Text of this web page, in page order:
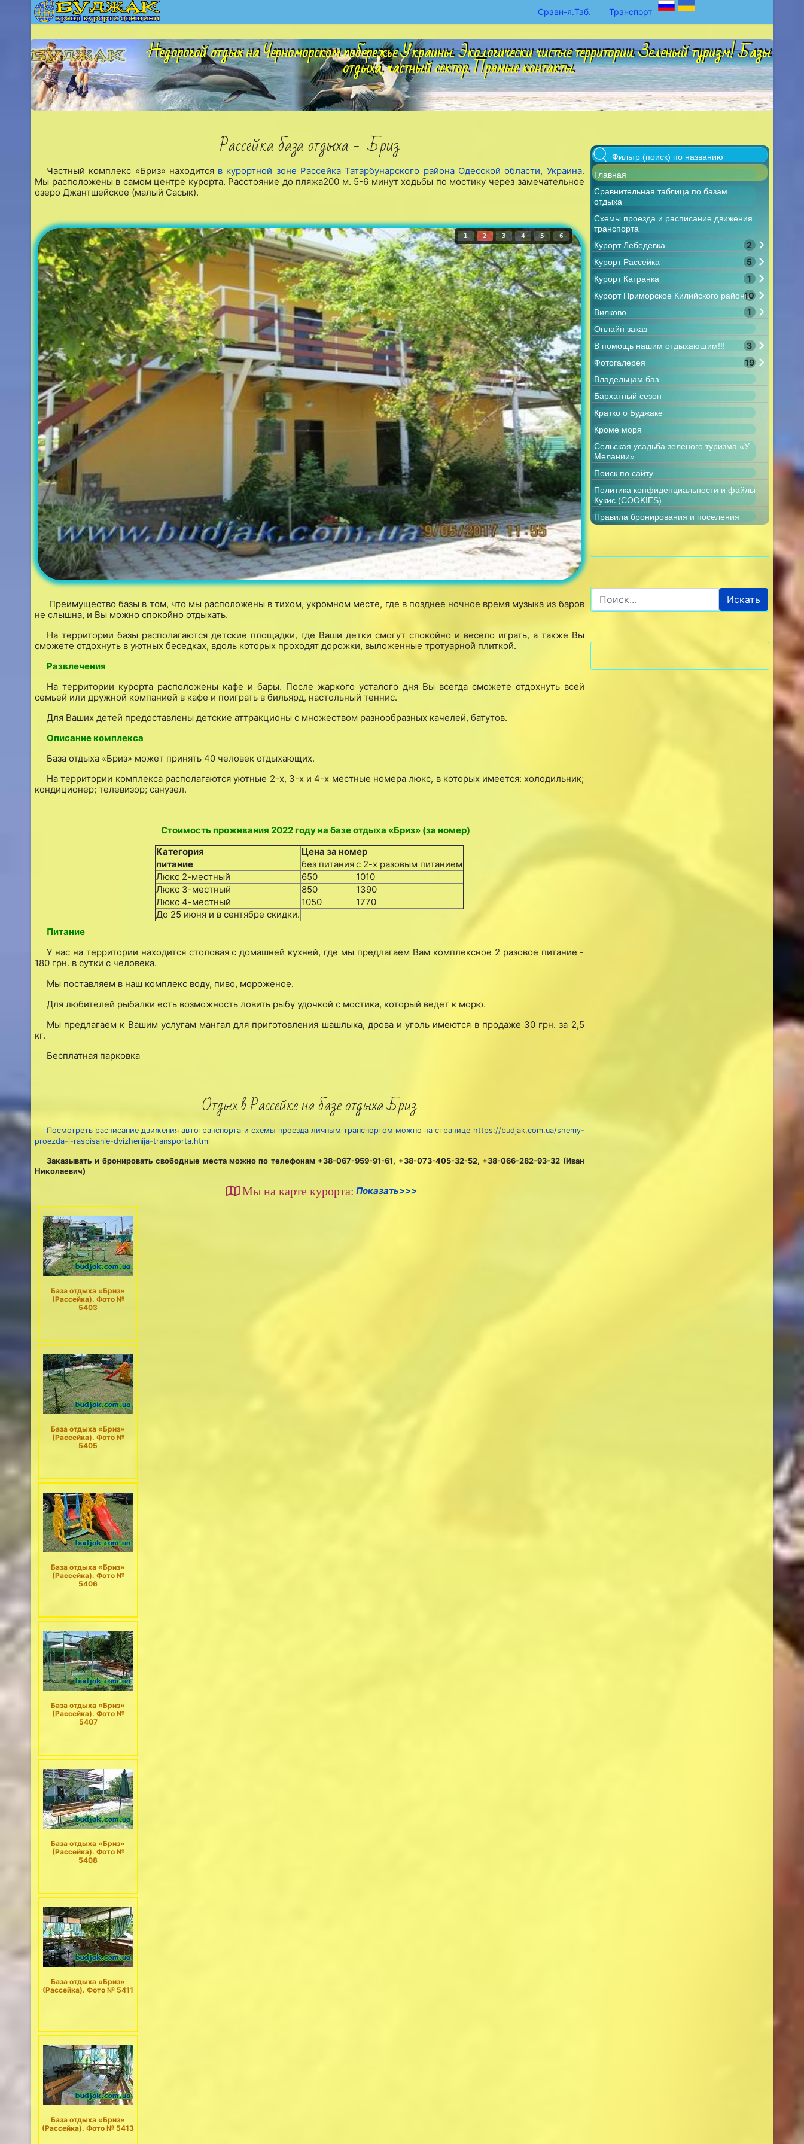
Сравн-я.Таб. Транспорт
Недорогой отдых на Черноморском побережье Украины. Экологически чистые территории. Зеленый туризм! Базы
отдыха, частный сектор. Прямые контакты.
Рассейка база отдыха - Бриз
Частный комплекс «Бриз» находится в курортной зоне Рассейка Татарбунарского района Одесской области, Украина.
Мы расположены в самом центре курорта. Расстояние до пляжа200 м. 5-6 минут ходьбы по мостику через замечательное
озеро Джантшейское (малый Сасык).
1 2 3 4 5 6
Преимущество базы в том, что мы расположены в тихом, укромном месте, где в позднее ночное время музыка из баров
не слышна, и Вы можно спокойно отдыхать.
На территории базы располагаются детские площадки, где Ваши детки смогут спокойно и весело играть, а также Вы
сможете отдохнуть в уютных беседках, вдоль которых проходят дорожки, выложенные тротуарной плиткой.
Развлечения
На территории курорта расположены кафе и бары. После жаркого усталого дня Вы всегда сможете отдохнуть всей
семьей или дружной компанией в кафе и поиграть в бильярд, настольный теннис.
Для Ваших детей предоставлены детские аттракционы с множеством разнообразных качелей, батутов.
Описание комплекса
База отдыха «Бриз» может принять 40 человек отдыхающих.
На территории комплекса располагаются уютные 2-х, 3-х и 4-х местные номера люкс, в которых имеется: холодильник;
кондиционер; телевизор; санузел.
Стоимость проживания 2022 году на базе отдыха «Бриз» (за номер)
Категория
Цена за номер
питание
без питанияс 2-х разовым питанием
Люкс 2-местный
650
1010
Люкс 3-местный
850
1390
Люкс 4-местный
1050
1770
До 25 июня и в сентябре скидки.
Питание
У нас на территории находится столовая с домашней кухней, где мы предлагаем Вам комплексное 2 разовое питание -
180 грн. в сутки с человека.
Мы поставляем в наш комплекс воду, пиво, мороженое.
Для любителей рыбалки есть возможность ловить рыбу удочкой с мостика, который ведет к морю.
Мы предлагаем к Вашим услугам мангал для приготовления шашлыка, дрова и уголь имеются в продаже 30 грн. за 2,5
кг.
Бесплатная парковка
Отдых в Рассейке на базе отдыха Бриз
Посмотреть расписание движения автотранспорта и схемы проезда личным транспортом можно на странице https://budjak.com.ua/shemy-
proezda-i-raspisanie-dvizhenija-transporta.html
Заказывать и бронировать свободные места можно по телефонам +38-067-959-91-61, +38-073-405-32-52, +38-066-282-93-32 (Иван
Николаевич)
Мы на карте курорта: Показать>>>
База отдыха «Бриз»
(Рассейка). Фото №
5403
База отдыха «Бриз»
(Рассейка). Фото №
5405
База отдыха «Бриз»
(Рассейка). Фото №
5406
База отдыха «Бриз»
(Рассейка). Фото №
5407
База отдыха «Бриз»
(Рассейка). Фото №
5408
База отдыха «Бриз»
(Рассейка). Фото № 5411
База отдыха «Бриз»
(Рассейка). Фото № 5413
Главная
Сравнительная таблица по базам
отдыха
Схемы проезда и расписание движения
транспорта
Курорт Лебедевка
2
Курорт Рассейка 5
Курорт Катранка 1
Курорт Приморское Килийского района10
Вилково 1
Онлайн заказ
В помощь нашим отдыхающим!!!
3
Фотогалерея 19
Владельцам баз
Бархатный сезон
Кратко о Буджаке
Кроме моря
Сельская усадьба зеленого туризма «У
Мелании»
Поиск по сайту
Политика конфиденциальности и файлы
Кукис (COOKIES)
Правила бронирования и поселения
Искать